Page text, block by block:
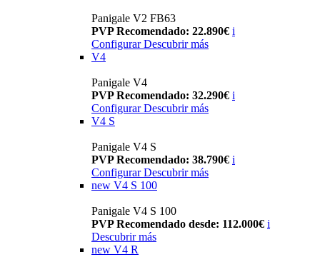
Panigale V2 FB63
PVP Recomendado: 22.890€ i
Configurar Descubrir más
V4
Panigale V4
PVP Recomendado: 32.290€ i
Configurar Descubrir más
V4 S
Panigale V4 S
PVP Recomendado: 38.790€ i
Configurar Descubrir más
new V4 S 100
Panigale V4 S 100
PVP Recomendado desde: 112.000€ i
Descubrir más
new V4 R